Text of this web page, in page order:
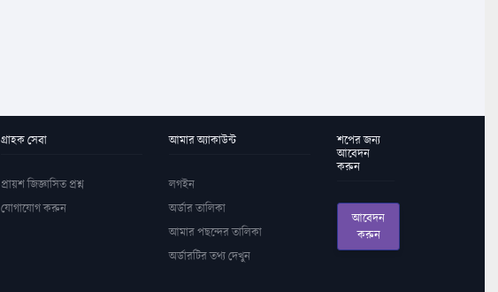
গ্রাহক সেবা
প্রায়শ জিজ্ঞাসিত প্রশ্ন
যোগাযোগ করুন
আমার অ্যাকাউন্ট
লগইন
অর্ডার তালিকা
আমার পছন্দের তালিকা
অর্ডারটির তথ্য দেখুন
শপের জন্য
আবেদন
করুন
আবেদন
করুন